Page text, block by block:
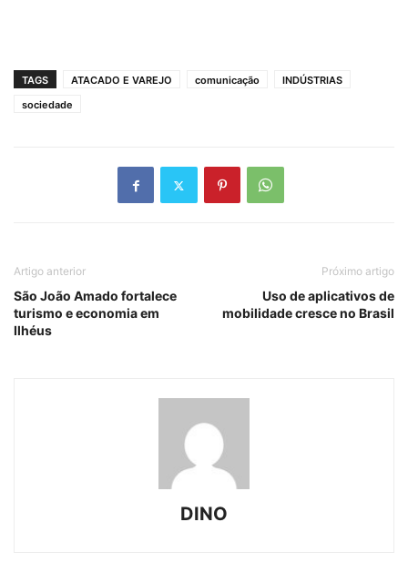
TAGS ATACADO E VAREJO comunicação
INDÚSTRIAS
sociedade
Artigo anterior
São João Amado fortalece
turismo e economia em
Ilhéus
Próximo artigo
Uso de aplicativos de
mobilidade cresce no Brasil
DINO